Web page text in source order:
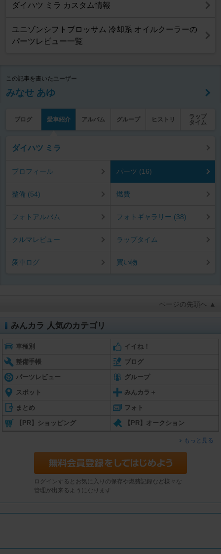
ダイハツ ミラ カスタム情報
ユニゾンシフトブロッサム 冷却系 オイルクーラーの
パーツレビュー一覧
この記事を書いたユーザー
みなせ あゆ
ブログ 愛車紹介 アルバム グループ ヒストリ
ラップ
タイム
ダイハツ ミラ
プロフィール パーツ (16)
整備 (54) 燃費
フォトアルバム フォトギャラリー (38)
クルマレビュー ラップタイム
愛車ログ 買い物
ページの先頭へ ▲
みんカラ 人気のカテゴリ
車種別 イイね！
整備手帳 ブログ
パーツレビュー グループ
スポット みんカラ＋
まとめ フォト
【PR】ショッピング 【PR】オークション
もっと見る
ログインするとお気に入りの保存や燃費記録など様々な
管理が出来るようになります